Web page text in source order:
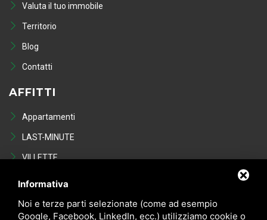
Valuta il tuo immobile
Territorio
Blog
Contatti
AFFITTI
Appartamenti
LAST-MINUTE
VILLETTE
Last Minute
VENDITE
Informativa
Noi e terze parti selezionate (come ad esempio
Google, Facebook, LinkedIn, ecc.) utilizziamo cookie o